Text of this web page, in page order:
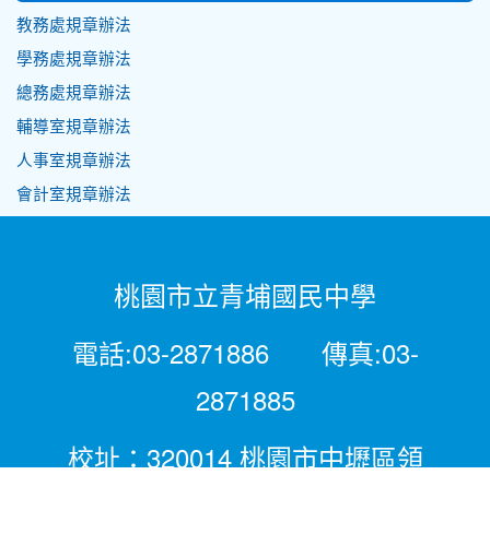
教務處規章辦法
學務處規章辦法
總務處規章辦法
輔導室規章辦法
人事室規章辦法
會計室規章辦法
桃園市立青埔國民中學
電話:03-2871886 傳真:03-
2871885
校址：320014 桃園市中壢區領